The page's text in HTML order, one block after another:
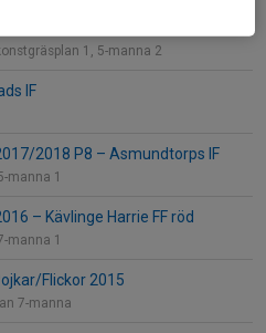
1, 5-manna 2
IF
2018 P8 – Asmundtorps IF
manna 1
– Kävlinge Harrie FF röd
manna 1
Flickor 2015
7-manna